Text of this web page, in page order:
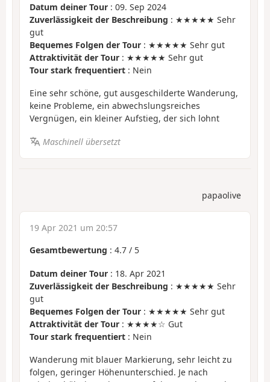
Datum deiner Tour : 09. Sep 2024
Zuverlässigkeit der Beschreibung : ★★★★★ Sehr
gut
Bequemes Folgen der Tour : ★★★★★ Sehr gut
Attraktivität der Tour : ★★★★★ Sehr gut
Tour stark frequentiert : Nein
Eine sehr schöne, gut ausgeschilderte Wanderung,
keine Probleme, ein abwechslungsreiches
Vergnügen, ein kleiner Aufstieg, der sich lohnt
Maschinell übersetzt
papaolive
19 Apr 2021 um 20:57
Gesamtbewertung : 4.7 / 5
Datum deiner Tour : 18. Apr 2021
Zuverlässigkeit der Beschreibung : ★★★★★ Sehr
gut
Bequemes Folgen der Tour : ★★★★★ Sehr gut
Attraktivität der Tour : ★★★★☆ Gut
Tour stark frequentiert : Nein
Wanderung mit blauer Markierung, sehr leicht zu
folgen, geringer Höhenunterschied. Je nach